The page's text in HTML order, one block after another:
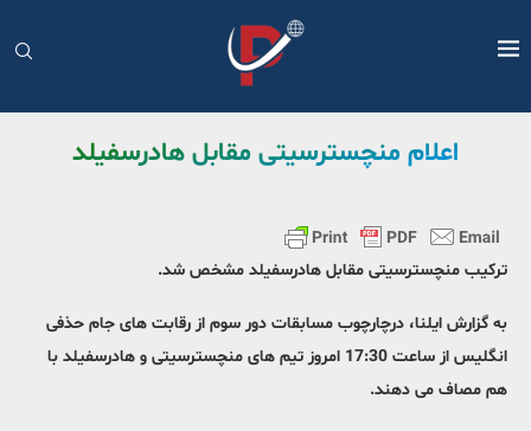
اعلام منچسترسیتی مقابل هادرسفیلد
ترکیب منچسترسیتی مقابل هادرسفیلد مشخص شد.
به گزارش ایلنا، درچارچوب مسابقات دور سوم از رقابت های جام حذفی
انگلیس از ساعت 17:30 امروز تیم های منچسترسیتی و هادرسفیلد با
هم مصاف می دهند.